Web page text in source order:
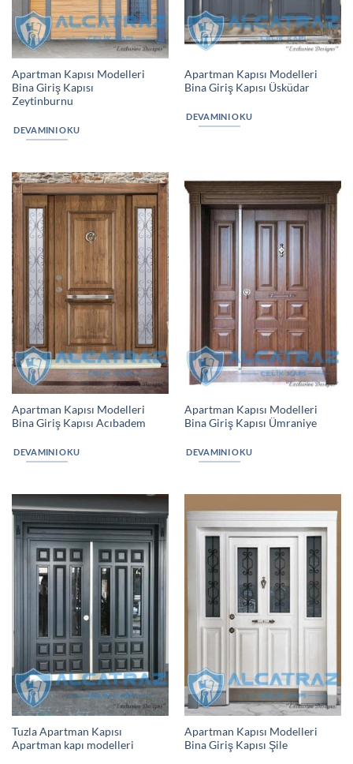
Apartman Kapısı Modelleri
Bina Giriş Kapısı
Zeytinburnu
DEVAMINI OKU
Apartman Kapısı Modelleri
Bina Giriş Kapısı Üsküdar
DEVAMINI OKU
Apartman Kapısı Modelleri
Bina Giriş Kapısı Acıbadem
DEVAMINI OKU
Apartman Kapısı Modelleri
Bina Giriş Kapısı Ümraniye
DEVAMINI OKU
Tuzla Apartman Kapısı
Apartman kapı modelleri
Apartman Kapısı Modelleri
Bina Giriş Kapısı Şile